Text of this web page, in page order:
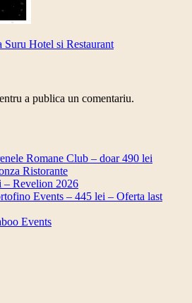
Suru Hotel si Restaurant
a publica un comentariu.
Romane Club – doar 490 lei
Ristorante
– Revelion 2026
Events – 445 lei – Oferta last
Events